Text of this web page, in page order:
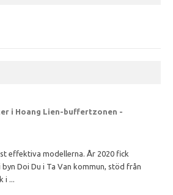
i Hoang Lien-buffertzonen -
effektiva modellerna. År 2020 fick
Doi Du i Ta Van kommun, stöd från
i ...